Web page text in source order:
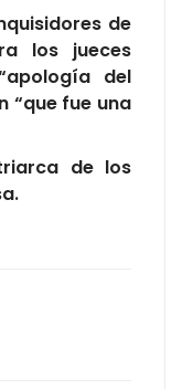
de
los jueces
del
“que fue una
de los